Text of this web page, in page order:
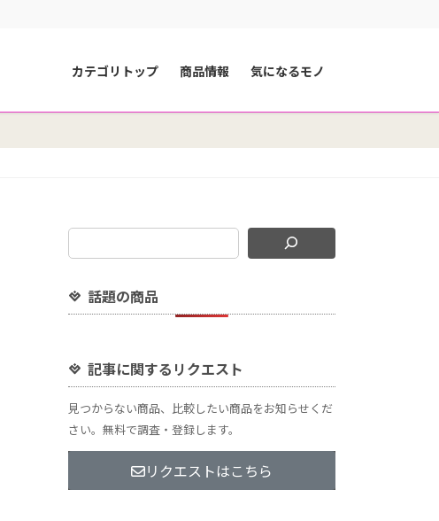
カテゴリトップ 商品情報 気になるモノ
話題の商品
記事に関するリクエスト
見つからない商品、比較したい商品をお知らせくだ
さい。無料で調査・登録します。
リクエストはこちら